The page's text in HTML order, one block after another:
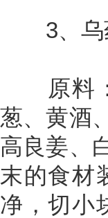
3、乌
原料：
葱、黄酒
高良姜、
末的食材
净，切小